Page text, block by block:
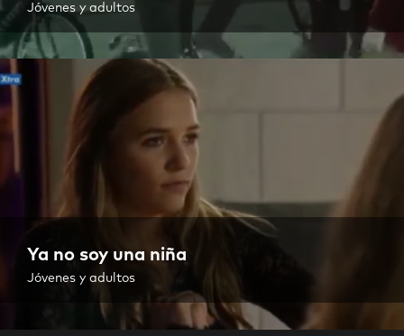
Jóvenes y adultos
Ya no soy una niña
Jóvenes y adultos